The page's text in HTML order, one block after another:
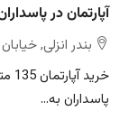
آپارتمان در پاسداران
بندر انزلی,
پاسداران به...